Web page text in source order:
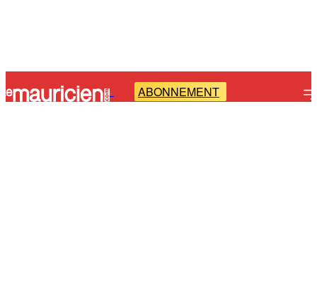
- ABONNEMENT